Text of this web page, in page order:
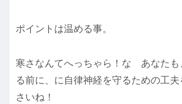
ポイントは温める事。
寒さなんてへっちゃら！な あなたも
る前に、に自律神経を守るための工
さいね！